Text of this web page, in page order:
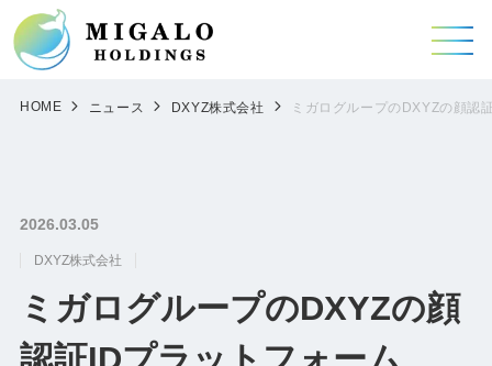
HOME ニュース DXYZ株式会社 ミガログループのDXYZの顔認
2026.03.05
DXYZ株式会社
ミガログループのDXYZの顔